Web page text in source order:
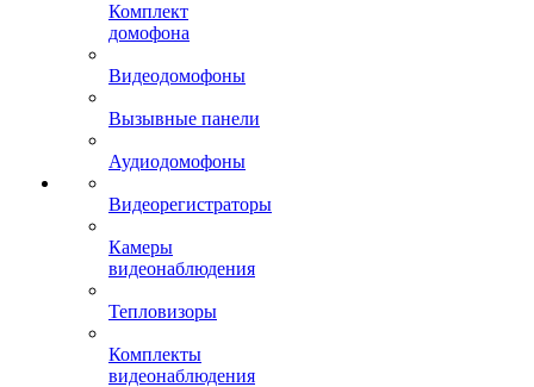
Комплект
домофона
Видеодомофоны
Вызывные панели
Аудиодомофоны
Видеорегистраторы
Камеры
видеонаблюдения
Тепловизоры
Комплекты
видеонаблюдения